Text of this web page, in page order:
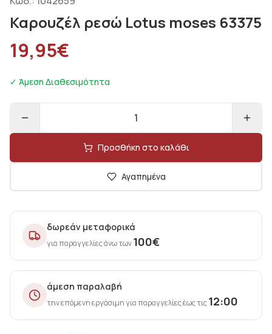
Καρουζέλ ρεσώ Lotus moses 63375
19,95€
✓ Άμεση Διαθεσιμότητα
1
Προσθήκη στο καλάθι
Αγαπημένα
δωρεάν μεταφορικά
για παραγγελίες άνω των100€
άμεση παραλαβή
την επόμενη εργάσιμη για παραγγελίες έως τις12:00